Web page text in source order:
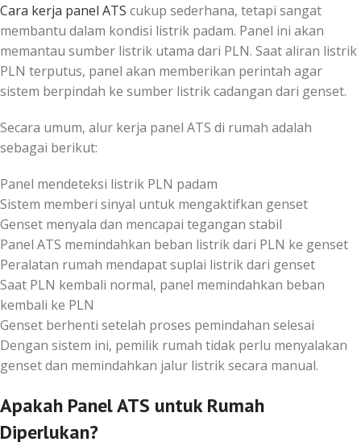
Cara kerja panel ATS cukup sederhana, tetapi sangat
membantu dalam kondisi listrik padam. Panel ini akan
memantau sumber listrik utama dari PLN. Saat aliran listrik
PLN terputus, panel akan memberikan perintah agar
sistem berpindah ke sumber listrik cadangan dari genset.
Secara umum, alur kerja panel ATS di rumah adalah
sebagai berikut:
Panel mendeteksi listrik PLN padam
Sistem memberi sinyal untuk mengaktifkan genset
Genset menyala dan mencapai tegangan stabil
Panel ATS memindahkan beban listrik dari PLN ke genset
Peralatan rumah mendapat suplai listrik dari genset
Saat PLN kembali normal, panel memindahkan beban
kembali ke PLN
Genset berhenti setelah proses pemindahan selesai
Dengan sistem ini, pemilik rumah tidak perlu menyalakan
genset dan memindahkan jalur listrik secara manual.
Apakah Panel ATS untuk Rumah
Diperlukan?